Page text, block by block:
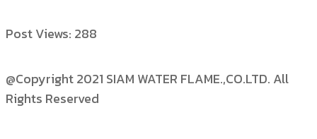
Post Views: 288
@Copyright 2021 SIAM WATER FLAME.,CO.LTD. All
Rights Reserved